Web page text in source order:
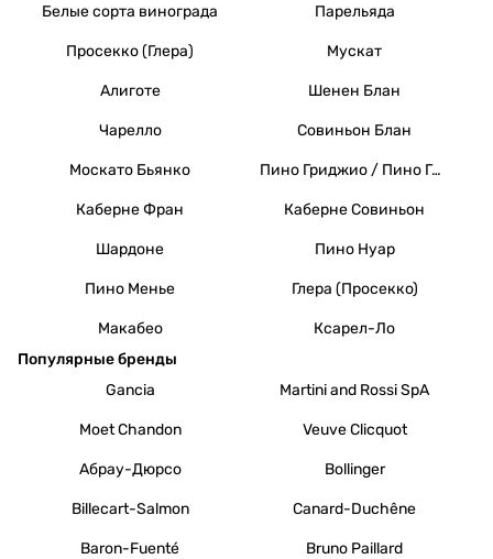
Белые сорта винограда Парельяда
Просекко (Глера) Мускат
Алиготе Шенен Блан
Чарелло Совиньон Блан
Москато Бьянко Пино Гриджио / Пино Гри
Каберне Фран Каберне Совиньон
Шардоне Пино Нуар
Пино Менье Глера (Просекко)
Макабео
Ксарел-Ло
Популярные бренды
Gancia
Martini and Rossi SpA
Moet Chandon Veuve Clicquot
Абрау-Дюрсо Bollinger
Billecart-Salmon Canard-Duchêne
Baron-Fuenté Bruno Paillard